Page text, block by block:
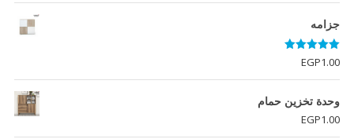
جزامه
تم التقييم
5.00
من 5
EGP1.00
وحدة تخزين حمام
EGP1.00